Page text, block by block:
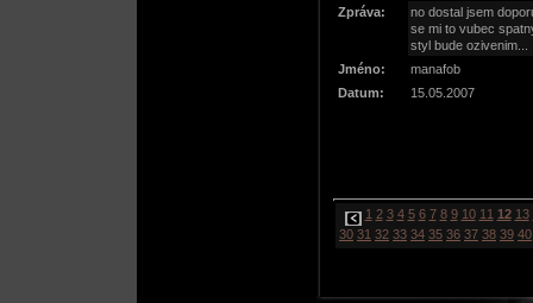
Zpráva:
no dostal jsem
se mi to vubec
styl bude ozivenim...
Jméno:
manafob
Datum:
15.05.2007
1 2 3 4 5 6 7 8 9 10 11 12 13
30 31 32 33 34 35 36 37 38 39 40